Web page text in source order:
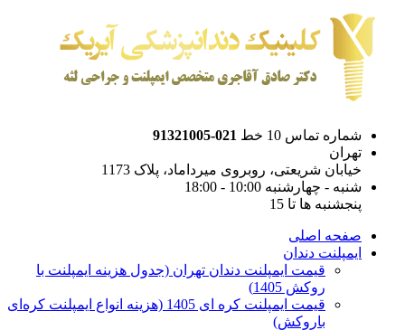
شماره تماس 10 خط
021-91321005
تهران
خیابان شریعتی، روبروی میرداماد، پلاک 1173
شنبه - چهارشنبه 10:00 - 18:00
پنجشنبه ها تا 15
صفحه اصلی
ایمپلنت دندان
قیمت ایمپلنت دندان تهران (جدول هزینه ایمپلنت با
روکش 1405)
قیمت ایمپلنت کره ای‌ 1405 (هزینه انواع ایمپلنت کره‌ای
با‌روکش)